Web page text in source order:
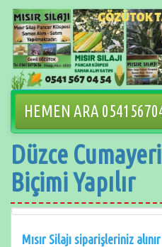
İçeriğe
geçin
HEMEN ARA
Düzce Cumayeri
Biçimi Yapılır
Mısır Silajı siparişleriniz